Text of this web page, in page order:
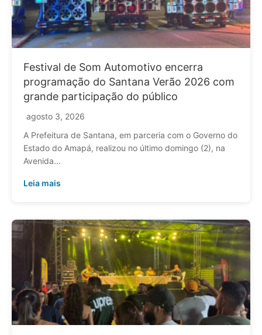
Festival de Som Automotivo encerra
programação do Santana Verão 2026 com
grande participação do público
agosto 3, 2026
A Prefeitura de Santana, em parceria com o Governo do
Estado do Amapá, realizou no último domingo (2), na
Avenida...
Leia mais